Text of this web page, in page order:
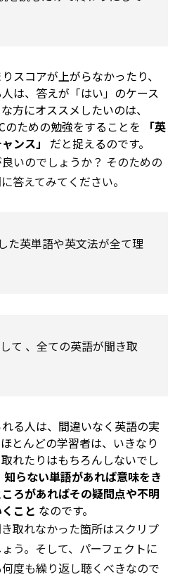
スコアが上がらなかったり、
は、答えが「はい」のケース
方にオススメしたいのは、
のための勉強をすることを
「英
ンス」
だと捉えるのです。
いのでしょうか？ そのための
答えてみてください。
た英単語や英文法が全て理
て 、全ての英語が聞き取
る人は、間違いなく英語の実
とんどの学習者は、いきなり
れたりはもちろんしないでし
知らない単語があれば意味をき
ろがあればその疑問点や不明
こと なのです。
取れなかった箇所はスクリプ
う。そして、パーフェクトに
度も繰り返し聴くべきなので